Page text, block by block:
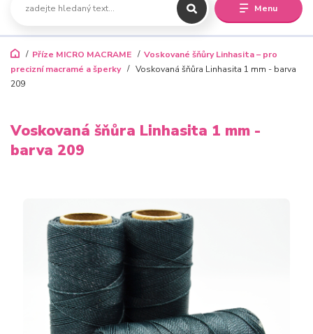
Menu
Příze MICRO MACRAME
Voskované šňůry Linhasita – pro
precizní macramé a šperky
Voskovaná šňůra Linhasita 1 mm - barva
209
Voskovaná šňůra Linhasita 1 mm -
barva 209